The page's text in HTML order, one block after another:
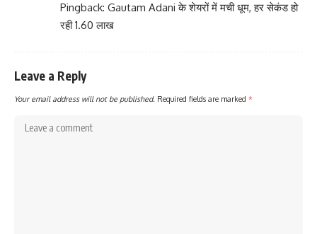
Pingback: Gautam Adani के शेयरों में मची धूम, हर सेकंड हो
रही 1.60 लाख
Leave a Reply
Your email address will not be published. Required fields are marked *